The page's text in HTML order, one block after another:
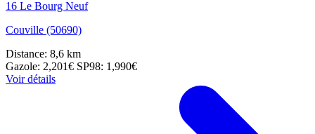
16 Le Bourg Neuf
Couville (50690)
Distance: 8,6 km
Gazole: 2,201€ SP98: 1,990€
Voir détails